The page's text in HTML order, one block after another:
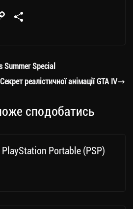
C
Li
nk
ли
ти
Summer Special
Секрет реалістичної анімації GTA IV
сподобатись
PlayStation Portable (PSP)